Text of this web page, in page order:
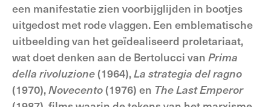
een manifestatie zien voorbijglijden in bootjes
uitgedost met rode vlaggen. Een emblematische
uitbeelding van het geïdealiseerd proletariaat,
wat doet denken aan de Bertolucci van Prima
della rivoluzione (1964),La strategia del ragno
(1970),Novecento (1976) en The Last Emperor